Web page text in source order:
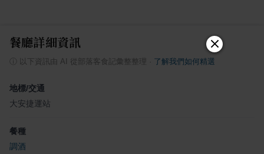
餐廳詳細資訊
以下資訊由 AI 從部落客食記彙整整理 了解我們如何精選
地標/交通
大安捷運站
餐種
調酒